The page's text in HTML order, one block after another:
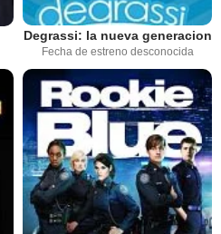
Degrassi: la nueva generacion
Fecha de estreno desconocida